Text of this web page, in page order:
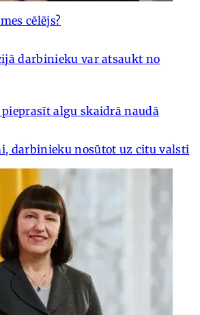
cēlējs?
darbinieku var atsaukt no
algu skaidrā naudā
darbinieku nosūtot uz citu valsti